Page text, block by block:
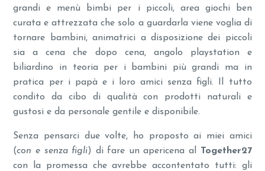
grandi e menù bimbi per i piccoli, area giochi ben
curata e attrezzata che solo a guardarla viene voglia di
tornare bambini, animatrici a disposizione dei piccoli
sia a cena che dopo cena, angolo playstation e
biliardino in teoria per i bambini più grandi ma in
pratica per i papà e i loro amici senza figli. Il tutto
condito da cibo di qualità con prodotti naturali e
gustosi e da personale gentile e disponibile.
Senza pensarci due volte, ho proposto ai miei amici
(con e senza figli) di fare un apericena al Together27
con la promessa che avrebbe accontentato tutti: gli